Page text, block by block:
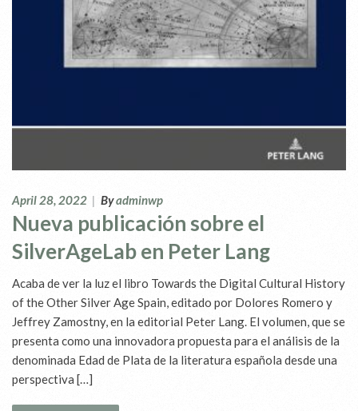
April 28, 2022 | Byadminwp
Nueva publicación sobre el
SilverAgeLab en Peter Lang
Acaba de ver la luz el libro Towards the Digital Cultural History
of the Other Silver Age Spain, editado por Dolores Romero y
Jeffrey Zamostny, en la editorial Peter Lang. El volumen, que se
presenta como una innovadora propuesta para el análisis de la
denominada Edad de Plata de la literatura española desde una
perspectiva […]